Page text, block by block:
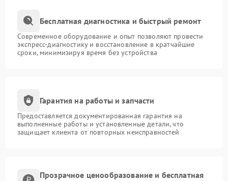
Бесплатная диагностика и быстрый ремонт
Современное оборудование и опыт позволяют провести
экспресс-диагностику и восстановление в кратчайшие
сроки, минимизируя время без устройства
Гарантия на работы и запчасти
Предоставляется документированная гарантия на
выполненные работы и установленные детали, что
защищает клиента от повторных неисправностей
Прозрачное ценообразование и бесплатная